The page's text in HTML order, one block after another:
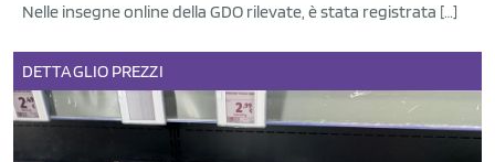
Nelle insegne online della GDO rilevate, è stata registrata […]
DETTAGLIO PREZZI